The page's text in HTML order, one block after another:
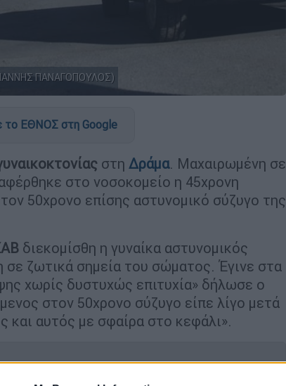
ΠΑΝΑΓΟΠΟΥΛΟΣ)
το ΕΘΝΟΣ στη Google
στη Δράμα. Μαχαιρωμένη σε
στο νοσοκομείο η 45χρονη
50χρονο επίσης αστυνομικό σύζυγο της
διεκομίσθη η γυναίκα αστυνομικός
ζωτικά σημεία του σώματος. Έγινε στα
χωρίς δυστυχώς επιτυχία» δήλωσε ο
στον 50χρονο σύζυγο είπε λίγο μετά
και αυτός με σφαίρα στο κεφάλι».